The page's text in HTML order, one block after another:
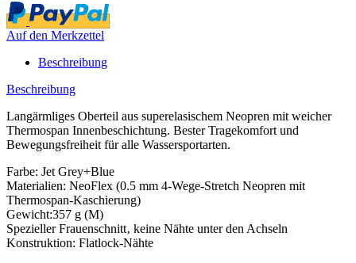
Auf den Merkzettel
Beschreibung
Beschreibung
Langärmliges Oberteil aus superelasischem Neopren mit weicher
Thermospan Innenbeschichtung. Bester Tragekomfort und
Bewegungsfreiheit für alle Wassersportarten.
Farbe: Jet Grey+Blue
Materialien: NeoFlex (0.5 mm 4-Wege-Stretch Neopren mit
Thermospan-Kaschierung)
Gewicht:357 g (M)
Spezieller Frauenschnitt‚ keine Nähte unter den Achseln
Konstruktion: Flatlock-Nähte